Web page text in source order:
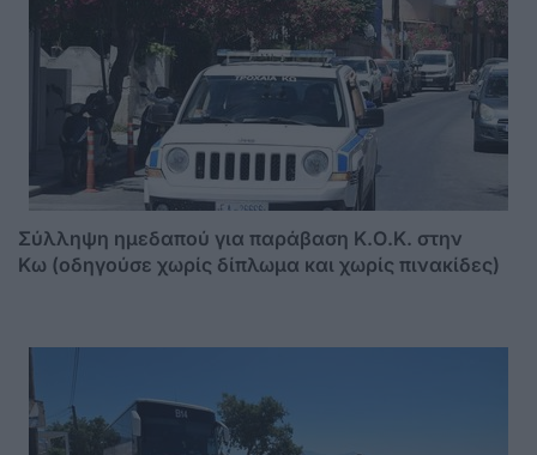
Σύλληψη ημεδαπού για παράβαση Κ.Ο.Κ. στην
Κω (οδηγούσε χωρίς δίπλωμα και χωρίς πινακίδες)